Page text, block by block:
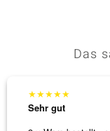
Das
★★★★★
Sehr gut